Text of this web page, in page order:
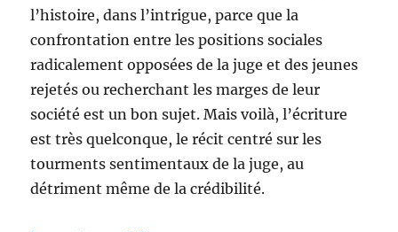
l’histoire, dans l’intrigue, parce que la
confrontation entre les positions sociales
radicalement opposées de la juge et des jeunes
rejetés ou recherchant les marges de leur
société est un bon sujet. Mais voilà, l’écriture
est très quelconque, le récit centré sur les
tourments sentimentaux de la juge, au
détriment même de la crédibilité.